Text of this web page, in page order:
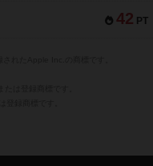
42 PT